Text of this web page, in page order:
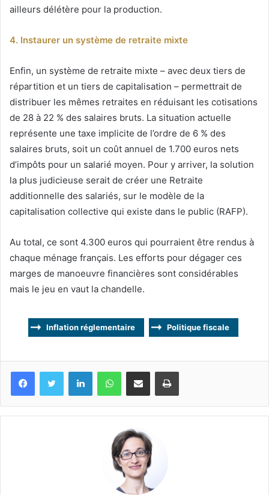
ailleurs délétère pour la production.
4. Instaurer un système de retraite mixte
Enfin, un système de retraite mixte – avec deux tiers de
répartition et un tiers de capitalisation – permettrait de
distribuer les mêmes retraites en réduisant les cotisations
de 28 à 22 % des salaires bruts. La situation actuelle
représente une taxe implicite de l’ordre de 6 % des
salaires bruts, soit un coût annuel de 1.700 euros nets
d’impôts pour un salarié moyen. Pour y arriver, la solution
la plus judicieuse serait de créer une Retraite
additionnelle des salariés, sur le modèle de la
capitalisation collective qui existe dans le public (RAFP).
Au total, ce sont 4.300 euros qui pourraient être rendus à
chaque ménage français. Les efforts pour dégager ces
marges de manoeuvre financières sont considérables
mais le jeu en vaut la chandelle.
Inflation réglementaire Politique fiscale
FacebookTwitter LinkedinWhatsApp
Partagez par mail Imprimez